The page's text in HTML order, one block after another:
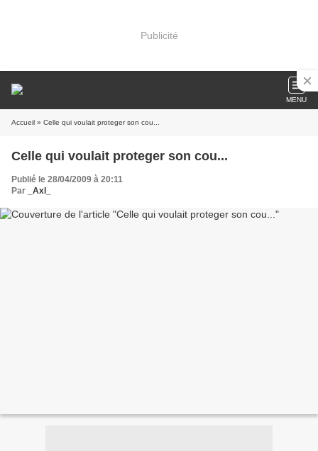
Publicité
MENU
Accueil » Celle qui voulait proteger son cou...
Celle qui voulait proteger son cou...
Publié le 28/04/2009 à 20:11
Par
_Axl_